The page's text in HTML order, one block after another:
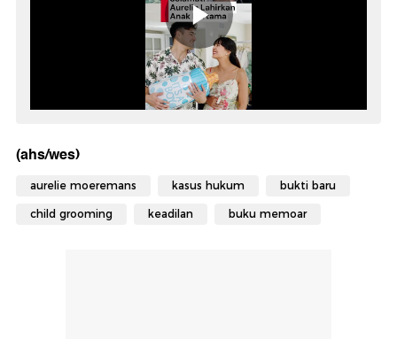
(ahs/wes)
aurelie moeremans kasus hukum bukti baru
child grooming keadilan buku memoar